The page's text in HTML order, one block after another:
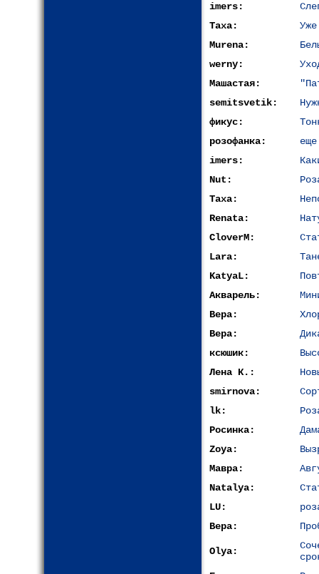
imers:
Таха:
Murena:
werny:
Машастая:
semitsvetik:
фикус:
розофанка:
imers:
Nut:
Таха:
Renata:
CloverM:
Lara:
KatyaL:
Акварель:
Вера:
Вера:
ксюшик:
Лена К.:
smirnova:
lk:
Росинка:
Zoya:
Мавра:
Natalya:
LU:
Вера:
Olya: